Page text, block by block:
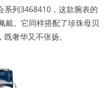
系列3468410，这款腕表的
戴。它同样搭配了珍珠母贝
奢华又不张扬。